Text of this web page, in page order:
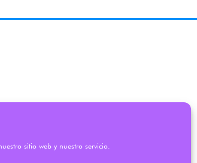
sitio web y nuestro servicio.